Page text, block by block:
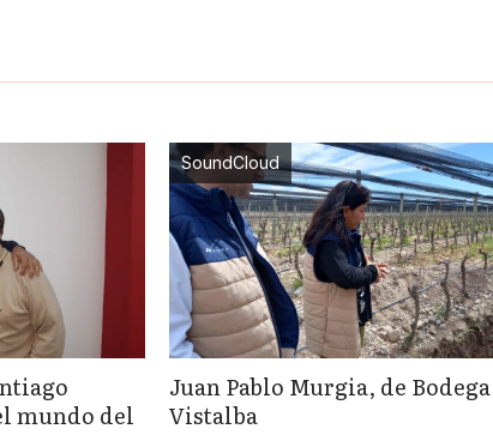
mundo del
SoundCloud
Juan Pablo Murgia, de Bodega
Vistalba